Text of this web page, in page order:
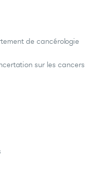
de cancérologie
sur les cancers